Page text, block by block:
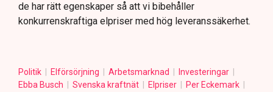
de har rätt egenskaper så att vi bibehåller
konkurrenskraftiga elpriser med hög leveranssäkerhet.
Politik Elförsörjning Arbetsmarknad
Investeringar
Ebba Busch
Svenska kraftnät Elpriser
Per Eckemark